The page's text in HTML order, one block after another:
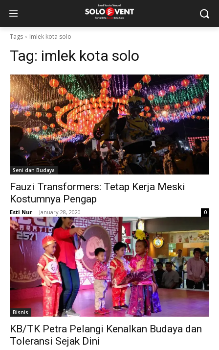
Tags Imlek kota solo
Tag: imlek kota solo
Seni dan Budaya
Fauzi Transformers: Tetap Kerja Meski
Kostumnya Pengap
Esti Nur - January 28, 2020 0
Bisnis
KB/TK Petra Pelangi Kenalkan Budaya dan
Toleransi Sejak Dini